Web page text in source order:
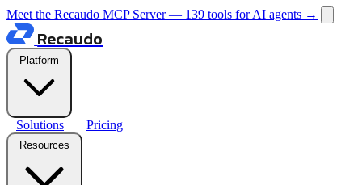
Meet the Recaudo MCP Server — 139 tools for AI agents →
Recaudo
Platform
Solutions Pricing
Resources